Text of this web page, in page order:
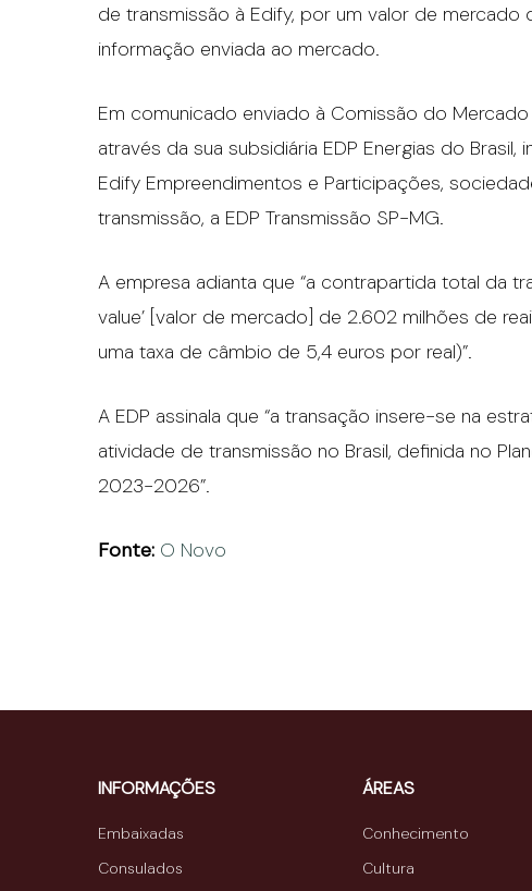
de transmissão à Edify, por um valor de mercado
informação enviada ao mercado.
Em comunicado enviado à Comissão do Mercado
através da sua subsidiária EDP Energias do
Edify Empreendimentos e Participações,
transmissão, a EDP Transmissão SP-MG.
A empresa adianta que “a contrapartida total da
value’ [valor de mercado] de 2.602 milhões de
uma taxa de câmbio de 5,4 euros por real)”.
A EDP assinala que “a transação insere-se na
atividade de transmissão no Brasil, definida no
2023-2026”.
Fonte: O Novo
INFORMAÇÕES
Embaixadas
Consulados
ÁREAS
Conhecimento
Cultura